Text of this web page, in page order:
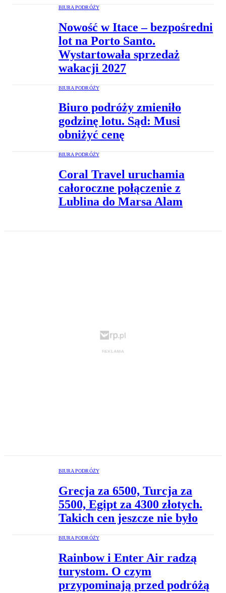
BIURA PODRÓŻY
Nowość w Itace – bezpośredni
lot na Porto Santo.
Wystartowała sprzedaż
wakacji 2027
BIURA PODRÓŻY
Biuro podróży zmieniło
godzinę lotu. Sąd: Musi
obniżyć cenę
BIURA PODRÓŻY
Coral Travel uruchamia
całoroczne połączenie z
Lublina do Marsa Alam
BIURA PODRÓŻY
Grecja za 6500, Turcja za
5500, Egipt za 4300 złotych.
Takich cen jeszcze nie było
BIURA PODRÓŻY
Rainbow i Enter Air radzą
turystom. O czym
przypominają przed podróżą